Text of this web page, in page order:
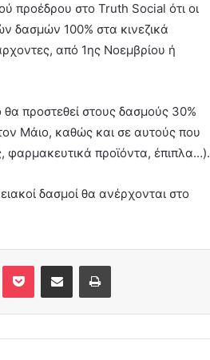
προέδρου στο Truth Social ότι οι
δασμών 100% στα κινεζικά
από 1ης Νοεμβρίου ή
προστεθεί στους δασμούς 30%
Μάιο, καθώς και σε αυτούς που
φαρμακευτικά προϊόντα, έπιπλα…).
δασμοί θα ανέρχονται στο
Pocket Share via Email Print